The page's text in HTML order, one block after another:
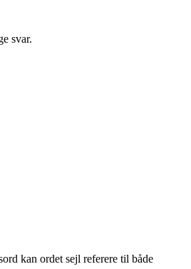
svar.
kan ordet sejl referere til både